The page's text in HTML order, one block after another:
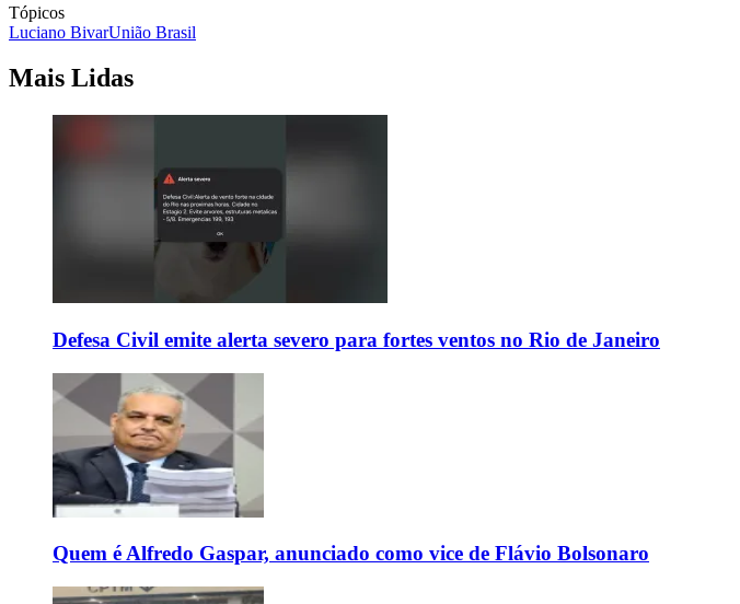
Tópicos
Luciano BivarUnião Brasil
Mais Lidas
Defesa Civil emite alerta severo para fortes ventos no Rio de Janeiro
Quem é Alfredo Gaspar, anunciado como vice de Flávio Bolsonaro